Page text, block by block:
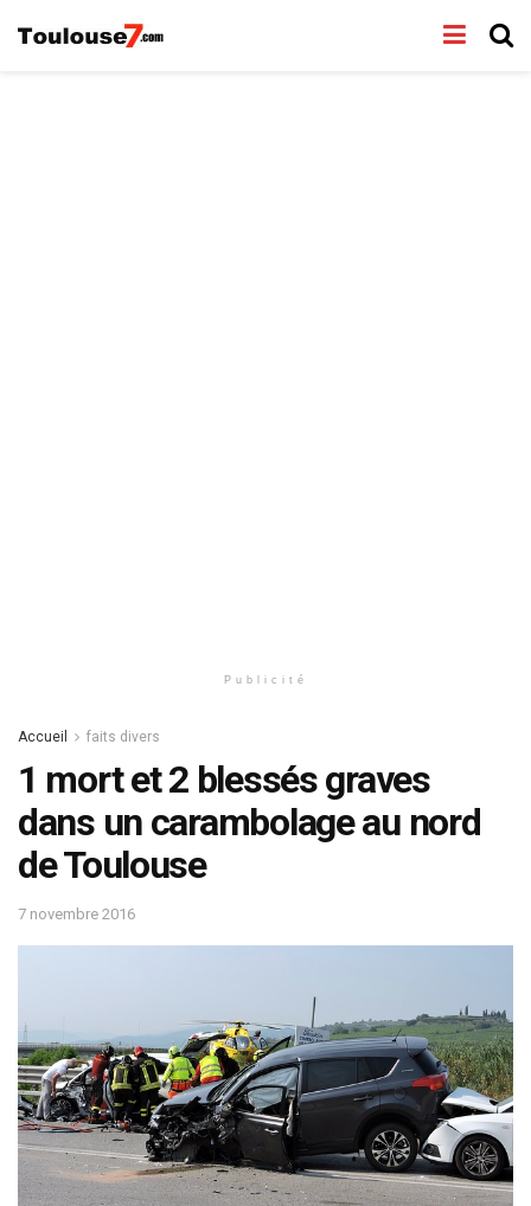
Publicité
Accueil faits divers
1 mort et 2 blessés graves
dans un carambolage au nord
de Toulouse
7 novembre 2016